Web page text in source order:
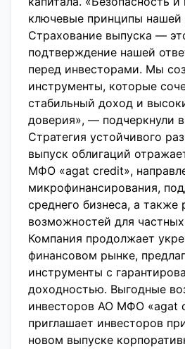
ключевые принципы нашей
Страхование выпуска —
подтверждение нашей
перед инвесторами. Мы
инструменты, которые
стабильный доход и
доверия», — подчеркнули
Стратегия устойчивого
выпуск облигаций
МФО «agat credit»,
микрофинансирования,
среднего бизнеса, а также
возможностей для
Компания продолжает
финансовом рынке,
инструменты с
доходностью. Выгодные
инвесторов АО МФО «agat
приглашает инвесторов
новом выпуске